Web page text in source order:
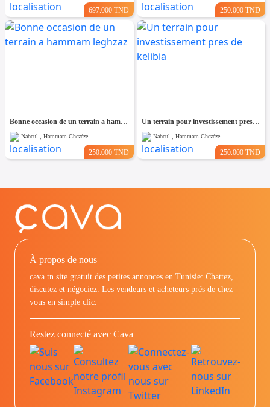
697.000 TND 250.000 TND
Bonne occasion de un terrain a hammam leghzaz
Nabeul , Hammam Ghezèze
250.000 TND
Un terrain pour investissement pres de kelibia
Nabeul , Hammam Ghezèze
250.000 TND
À propos de nous
cava.tn site gratuit des petites annonces en Tunisie: Chattez,
discutez et négociez. Les vendeurs et acheteurs prés de chez
vous en simple clic.
Restez connecté avec Cava